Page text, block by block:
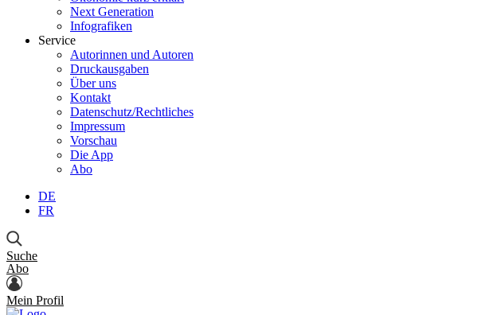
Next Generation
Infografiken
Service
Autorinnen und Autoren
Druckausgaben
Über uns
Kontakt
Datenschutz/Rechtliches
Impressum
Vorschau
Die App
Abo
DE
FR
Suche
Abo
Mein Profil